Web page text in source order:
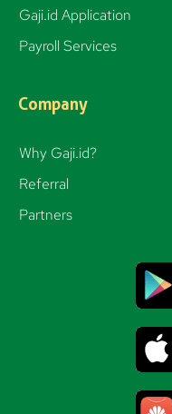
g
r
a
Gaji.id Application
Payroll Services
Company
Why Gaji.id?
Referral
Partners